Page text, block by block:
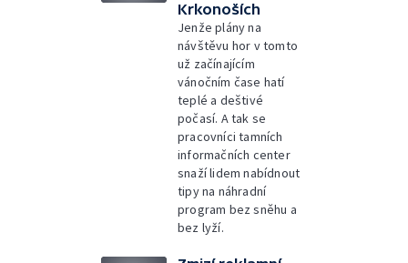
Krkonoších
Jenže plány na
návštěvu hor v tomto
už začínajícím
vánočním čase hatí
teplé a deštivé
počasí. A tak se
pracovníci tamních
informačních center
snaží lidem nabídnout
tipy na náhradní
program bez sněhu a
bez lyží.